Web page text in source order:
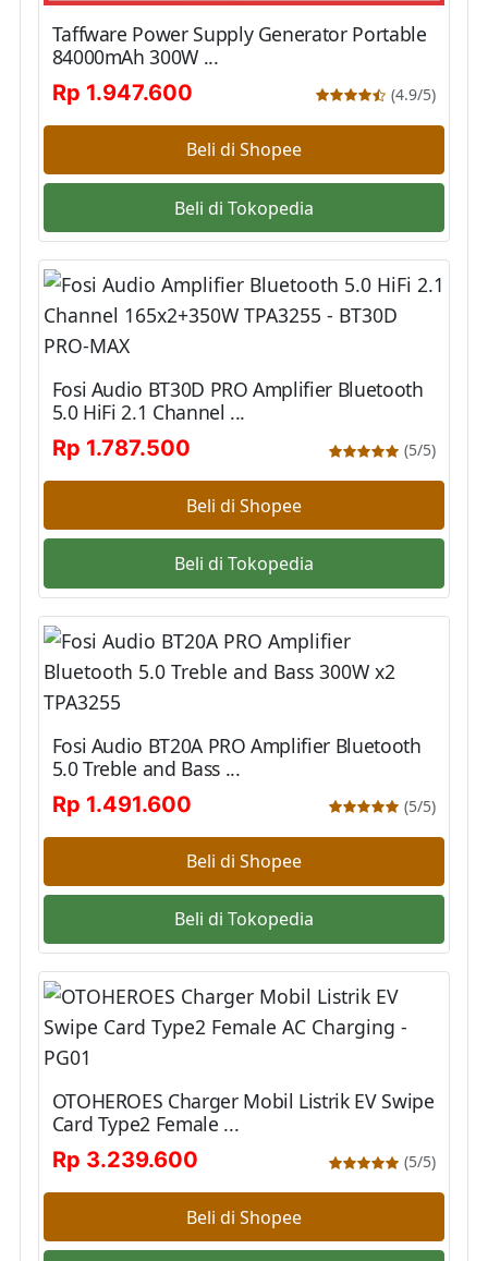
Taffware Power Supply Generator Portable
84000mAh 300W ...
Rp 1.947.600
(4.9/5)
Beli di Shopee
Beli di Tokopedia
Fosi Audio BT30D PRO Amplifier Bluetooth
5.0 HiFi 2.1 Channel ...
Rp 1.787.500
(5/5)
Beli di Shopee
Beli di Tokopedia
Fosi Audio BT20A PRO Amplifier Bluetooth
5.0 Treble and Bass ...
Rp 1.491.600
(5/5)
Beli di Shopee
Beli di Tokopedia
OTOHEROES Charger Mobil Listrik EV Swipe
Card Type2 Female ...
Rp 3.239.600
(5/5)
Beli di Shopee